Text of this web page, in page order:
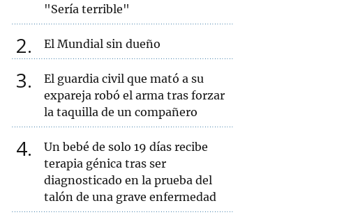
"Sería terrible"
2 El Mundial sin dueño
3
El guardia civil que mató a su
expareja robó el arma tras forzar
la taquilla de un compañero
4
Un bebé de solo 19 días recibe
terapia génica tras ser
diagnosticado en la prueba del
talón de una grave enfermedad